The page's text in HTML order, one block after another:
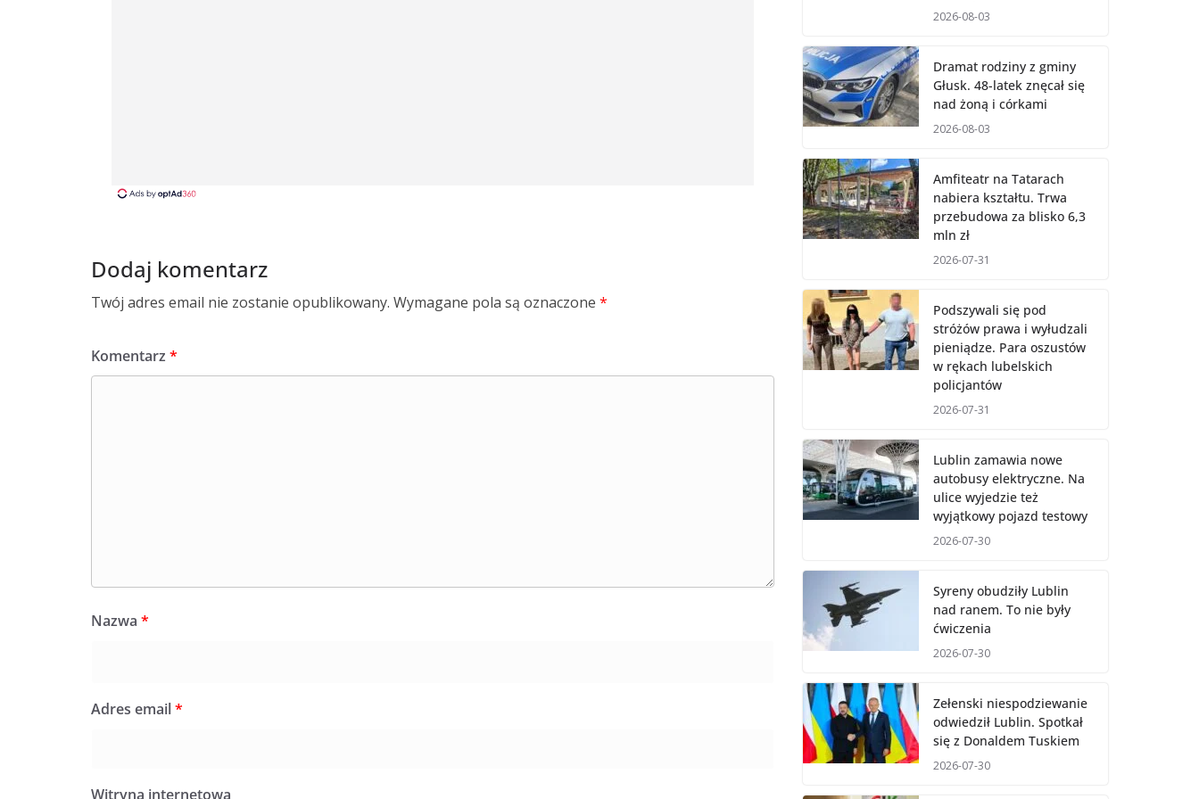
Dodaj komentarz
Twój adres email nie zostanie opublikowany. Wymagane pola są oznaczone *
Komentarz *
Nazwa *
Adres email*
Witryna internetowa
2026-08-03
Dramat rodziny z gminy
Głusk. 48-latek znęcał się
nad żoną i córkami
2026-08-03
Amfiteatr na Tatarach
nabiera kształtu. Trwa
przebudowa za blisko 6,3
mln zł
2026-07-31
Podszywali się pod
stróżów prawa i wyłudzali
pieniądze. Para oszustów
w rękach lubelskich
policjantów
2026-07-31
Lublin zamawia nowe
autobusy elektryczne. Na
ulice wyjedzie też
wyjątkowy pojazd testowy
2026-07-30
Syreny obudziły Lublin
nad ranem. To nie były
ćwiczenia
2026-07-30
Zełenski niespodziewanie
odwiedził Lublin. Spotkał
się z Donaldem Tuskiem
2026-07-30